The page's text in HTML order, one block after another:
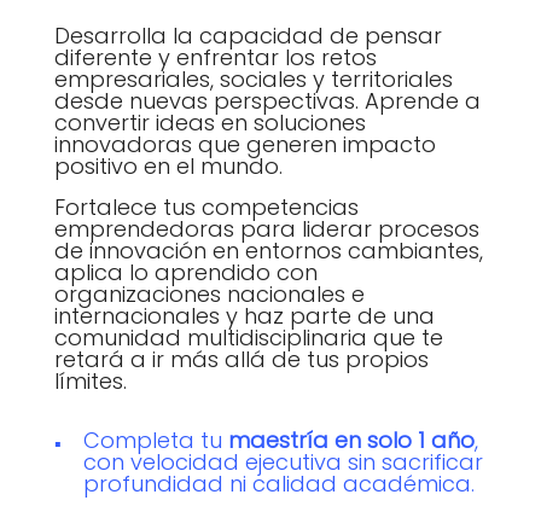
Desarrolla la capacidad de pensar
diferente y enfrentar los retos
empresariales, sociales y territoriales
desde nuevas perspectivas. Aprende a
convertir ideas en soluciones
innovadoras que generen impacto
positivo en el mundo.
Fortalece tus competencias
emprendedoras para liderar procesos
de innovación en entornos cambiantes,
aplica lo aprendido con
organizaciones nacionales e
internacionales y haz parte de una
comunidad multidisciplinaria que te
retará a ir más allá de tus propios
límites.
Completa tu maestría en solo 1 año,
con velocidad ejecutiva sin sacrificar
profundidad ni calidad académica.